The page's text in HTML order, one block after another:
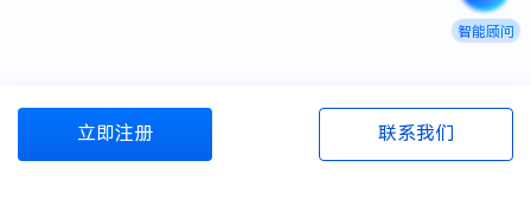
智能顾问
立即注册 联系我们